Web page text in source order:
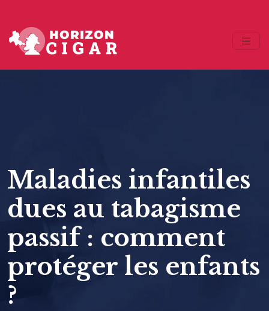
Maladies infantiles
dues au tabagisme
passif : comment
protéger les enfants
?